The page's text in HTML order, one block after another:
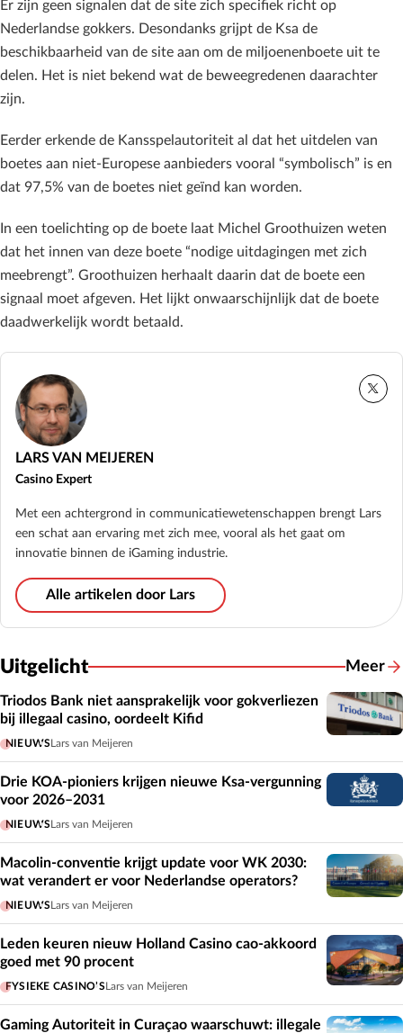
Er zijn geen signalen dat de site zich specifiek richt op
Nederlandse gokkers. Desondanks grijpt de Ksa de
beschikbaarheid van de site aan om de miljoenenboete uit te
delen. Het is niet bekend wat de beweegredenen daarachter
zijn.
Eerder erkende de Kansspelautoriteit al dat het uitdelen van
boetes aan niet-Europese aanbieders vooral “symbolisch” is en
dat 97,5% van de boetes niet geïnd kan worden.
In een toelichting op de boete laat Michel Groothuizen weten
dat het innen van deze boete “nodige uitdagingen met zich
meebrengt”. Groothuizen herhaalt daarin dat de boete een
signaal moet afgeven. Het lijkt onwaarschijnlijk dat de boete
daadwerkelijk wordt betaald.
LARS VAN MEIJEREN
Casino Expert
Met een achtergrond in communicatiewetenschappen brengt Lars
een schat aan ervaring met zich mee, vooral als het gaat om
innovatie binnen de iGaming industrie.
Alle artikelen door Lars
Uitgelicht Meer
Triodos Bank niet aansprakelijk voor gokverliezen
bij illegaal casino, oordeelt Kifid
NIEUWSLars van Meijeren
Drie KOA-pioniers krijgen nieuwe Ksa-vergunning
voor 2026–2031
NIEUWSLars van Meijeren
Macolin-conventie krijgt update voor WK 2030:
wat verandert er voor Nederlandse operators?
NIEUWSLars van Meijeren
Leden keuren nieuw Holland Casino cao-akkoord
goed met 90 procent
FYSIEKE CASINO’SLars van Meijeren
Gaming Autoriteit in Curaçao waarschuwt: illegale